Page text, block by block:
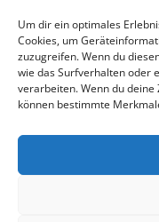
Um dir ein optimales
Cookies, um
zuzugreifen. Wenn du
wie das Surfverhalten oder
verarbeiten. Wenn du
können bestimmte
Wr. Neustädter Straße 1
2733 Grünbach am
Öffnungszeiten
Montag: 8.00 – 12.00 Uhr
Freitag: 8.00 – 12.00 Uhr
Email: